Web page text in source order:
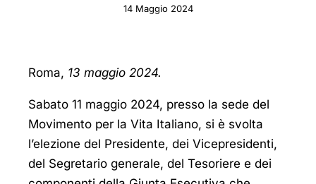
14 Maggio 2024
Roma, 13 maggio 2024.
Sabato 11 maggio 2024, presso la sede del
Movimento per la Vita Italiano, si è svolta
l’elezione del Presidente, dei Vicepresidenti,
del Segretario generale, del Tesoriere e dei